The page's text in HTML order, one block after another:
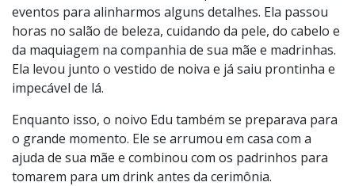
eventos para alinharmos alguns detalhes. Ela passou
horas no salão de beleza, cuidando da pele, do cabelo e
da maquiagem na companhia de sua mãe e madrinhas.
Ela levou junto o vestido de noiva e já saiu prontinha e
impecável de lá.
Enquanto isso, o noivo Edu também se preparava para
o grande momento. Ele se arrumou em casa com a
ajuda de sua mãe e combinou com os padrinhos para
tomarem para um drink antes da cerimônia.